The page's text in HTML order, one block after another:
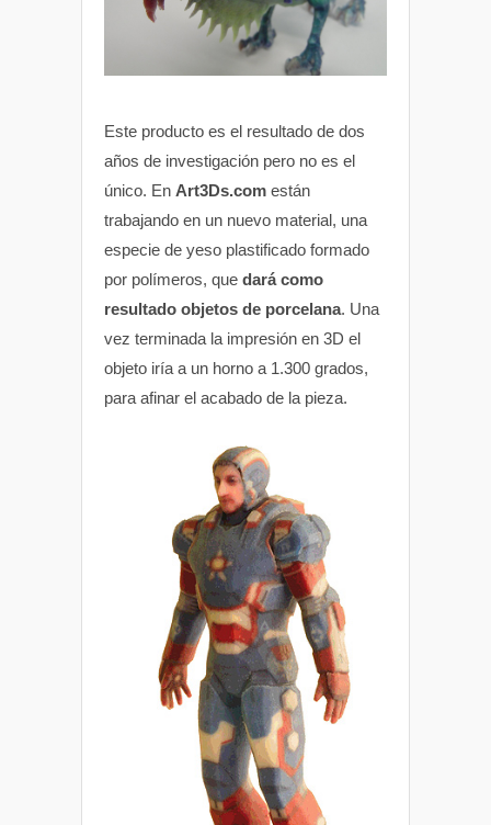
Este producto es el resultado de dos
años de investigación pero no es el
único. En Art3Ds.com están
trabajando en un nuevo material, una
especie de yeso plastificado formado
por polímeros, que dará como
resultado objetos de porcelana. Una
vez terminada la impresión en 3D el
objeto iría a un horno a 1.300 grados,
para afinar el acabado de la pieza.